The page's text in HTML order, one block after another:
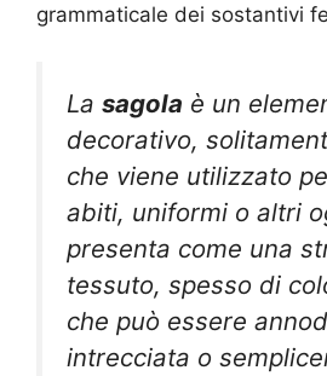
grammaticale dei sostantivi
La sagola è un
decorativo,
che viene utilizzato
abiti, uniformi o altri
presenta come una
tessuto, spesso di
che può essere
intrecciata o